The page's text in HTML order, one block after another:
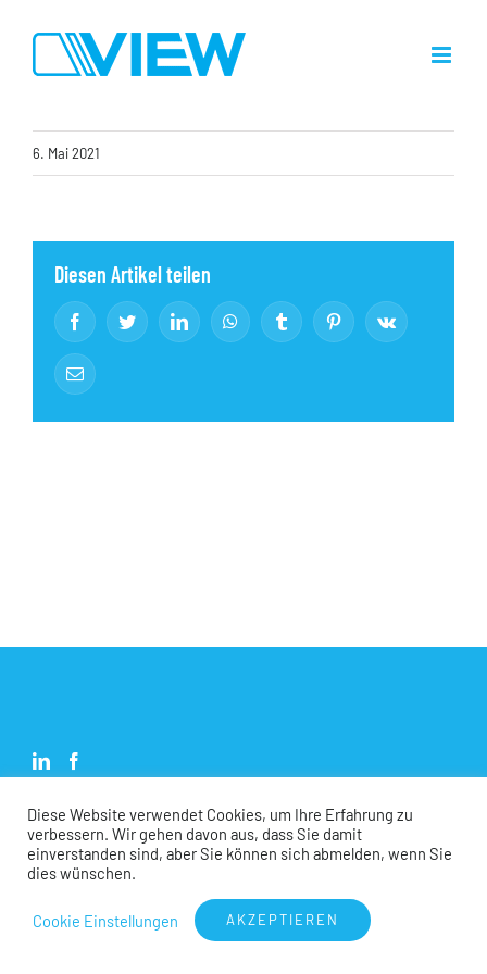
Inhalt
springen
6. Mai 2021
Diesen Artikel teilen
FacebookTwitterLinkedInWhatsAppTumblr PinterestVk
E-
Mail
© Copyright 2026 | Schober Energie GmbH
Diese Website verwendet Cookies, um Ihre Erfahrung zu
verbessern. Wir gehen davon aus, dass Sie damit
einverstanden sind, aber Sie können sich abmelden, wenn Sie
dies wünschen.
Cookie Einstellungen AKZEPTIEREN